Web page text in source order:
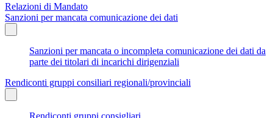
Relazioni di Mandato
Sanzioni per mancata comunicazione dei dati
Sanzioni per mancata o incompleta comunicazione dei dati da
parte dei titolari di incarichi dirigenziali
Rendiconti gruppi consiliari regionali/provinciali
Rendiconti gruppi consigliari